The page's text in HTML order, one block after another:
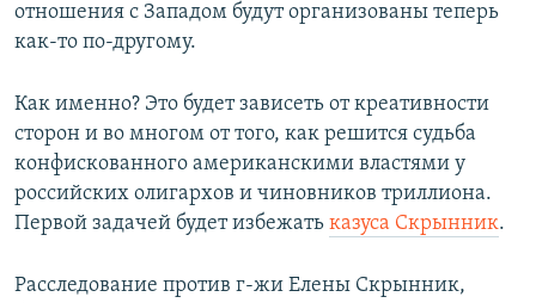
отношения с Западом будут организованы теперь
как-то по-другому.
Как именно? Это будет зависеть от креативности
сторон и во многом от того, как решится судьба
конфискованного американскими властями у
российских олигархов и чиновников триллиона.
Первой задачей будет избежать казуса Скрынник.
Расследование против г-жи Елены Скрынник,